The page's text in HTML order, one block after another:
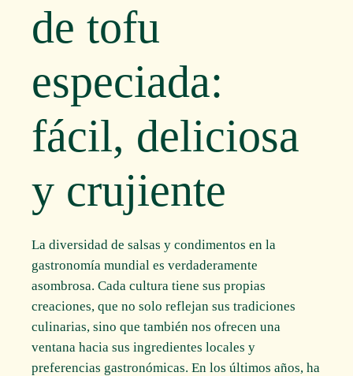
de tofu
especiada:
fácil, deliciosa
y crujiente
La diversidad de salsas y condimentos en la
gastronomía mundial es verdaderamente
asombrosa. Cada cultura tiene sus propias
creaciones, que no solo reflejan sus tradiciones
culinarias, sino que también nos ofrecen una
ventana hacia sus ingredientes locales y
preferencias gastronómicas. En los últimos años, ha